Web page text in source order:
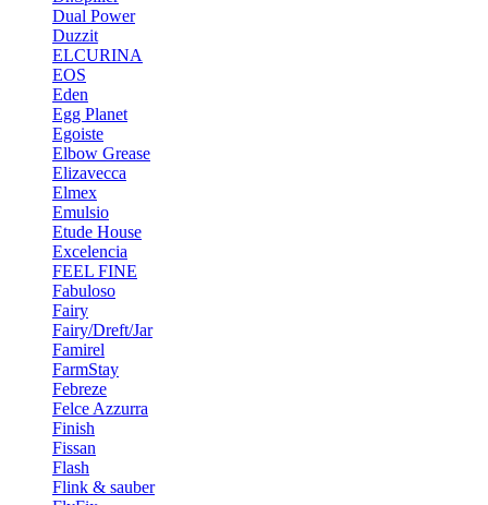
Dual Power
Duzzit
ELCURINA
EOS
Eden
Egg Planet
Egoiste
Elbow Grease
Elizavecca
Elmex
Emulsio
Etude House
Excelencia
FEEL FINE
Fabuloso
Fairy
Fairy/Dreft/Jar
Famirel
FarmStay
Febreze
Felce Azzurra
Finish
Fissan
Flash
Flink & sauber